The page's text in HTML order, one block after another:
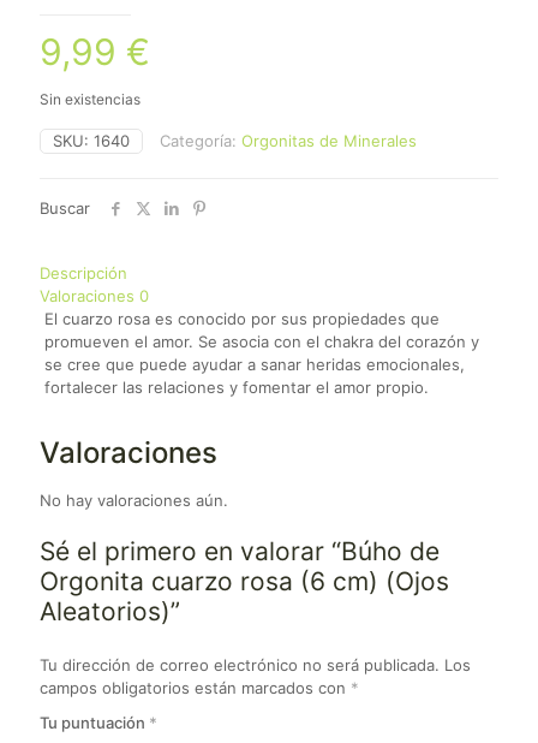
9,99 €
Sin existencias
SKU: 1640 Categoría: Orgonitas de Minerales
Buscar
Descripción
Valoraciones 0
El cuarzo rosa es conocido por sus propiedades que
promueven el amor. Se asocia con el chakra del corazón y
se cree que puede ayudar a sanar heridas emocionales,
fortalecer las relaciones y fomentar el amor propio.
Valoraciones
No hay valoraciones aún.
Sé el primero en valorar “Búho de
Orgonita cuarzo rosa (6 cm) (Ojos
Aleatorios)”
Tu dirección de correo electrónico no será publicada. Los
campos obligatorios están marcados con *
Tu puntuación *